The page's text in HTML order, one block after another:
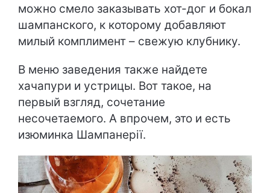
можно смело заказывать хот-дог и бокал
шампанского, к которому добавляют
милый комплимент – свежую клубнику.
В меню заведения также найдете
хачапури и устрицы. Вот такое, на
первый взгляд, сочетание
несочетаемого. А впрочем, это и есть
изюминка Шампанерії.